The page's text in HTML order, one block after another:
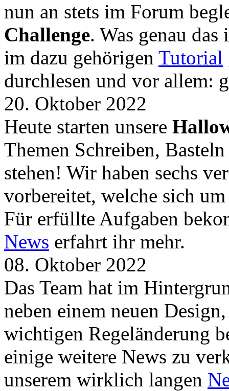
nun an stets im Forum
Challenge. Was genau
im dazu gehörigen Tutorial
durchlesen und vor allem:
20. Oktober 2022
Heute starten unsere
Themen Schreiben,
stehen! Wir haben sechs
vorbereitet, welche sich
Für erfüllte Aufgaben
News erfahrt ihr mehr.
08. Oktober 2022
Das Team hat im
neben einem neuen
wichtigen Regeländerung
einige weitere News zu
unserem wirklich langen